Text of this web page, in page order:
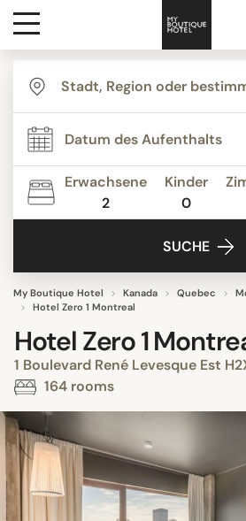
Ziele
Hotelarten
Kontakt
Erwachsene
2
Kinder
0
SUCHE
My Boutique Hotel Kanada Quebec
Hotel Zero 1 Montreal
Hotel Zero 1
1 Boulevard René Levesque Est
164 rooms